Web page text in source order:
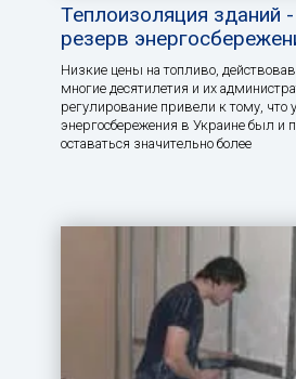
Теплоизоляция зданий
резерв
Низкие цены на топливо,
многие десятилетия и их
регулирование привели к тому, что
энергосбережения в Украине был и
оставаться значительно более